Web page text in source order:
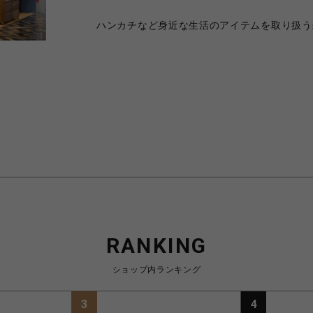
ハンカチなど身近な生活のアイテムを取り扱
RANKING
ショップ内ランキング
3 4